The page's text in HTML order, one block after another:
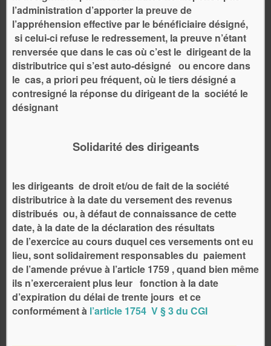
l’administration d’apporter la preuve de
l’appréhension effective par le bénéficiaire désigné,
si celui-ci refuse le redressement, la preuve n’étant
renversée que dans le cas où c’est le dirigeant de la
distributrice qui s’est auto-désigné ou encore dans
le cas, a priori peu fréquent, où le tiers désigné a
contresigné la réponse du dirigeant de la société le
désignant
Solidarité des dirigeants
les dirigeants de droit et/ou de fait de la société
distributrice à la date du versement des revenus
distribués ou, à défaut de connaissance de cette
date, à la date de la déclaration des résultats
de l’exercice au cours duquel ces versements ont eu
lieu, sont solidairement responsables du paiement
de l’amende prévue à l’article 1759 , quand bien même
ils n’exerceraient plus leur fonction à la date
d’expiration du délai de trente jours et ce
conformément à l’article 1754 V § 3 du CGI